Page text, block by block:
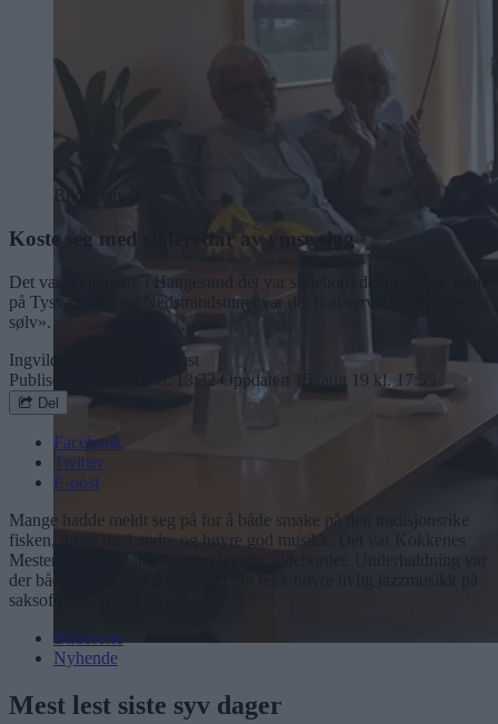
Bilde 9 av 9
Koste seg med silderettar av ymse slag
Det var ikkje berre i Haugesund det var sildebord denne helga. Både
på Tysværtunet og Nedstrandstunet var det flott servering av «havets
sølv».
Ingvild Rørtveit Myklebust
Publisert
21. aug 18 kl. 13:32 Oppdatert 15. aug 19 kl. 17:55
Del
Facebook
Twitter
E-post
Mange hadde meldt seg på for å både smake på den tradisjonsrike
fisken, drøse med andre og høyre god musikk. Det var Kokkenes
Mesterlaug Haugalandet som leverte sildebordet. Underhaldning var
der både før og etter maten, der ein fekk høyre livlig jazzmusikk på
saksofon, gitarspel og song.
Bildeserie
Nyhende
Mest lest siste syv dager